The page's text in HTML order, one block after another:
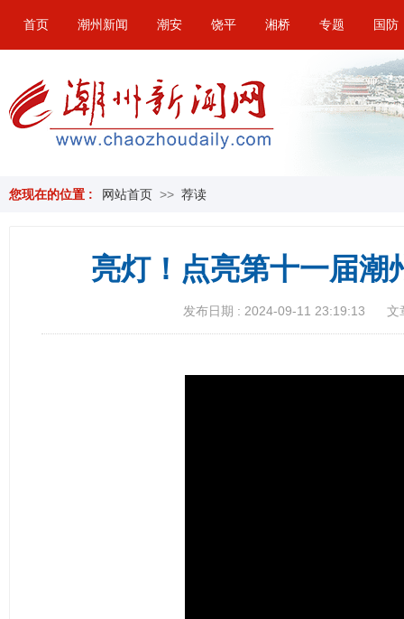
首页 潮州新闻 潮安 饶平 湘桥 专题 国防
您现在的位置 : 网站首页 >> 荐读
亮灯！点亮第十一届潮
发布日期 : 2024-09-11 23:19:13 文